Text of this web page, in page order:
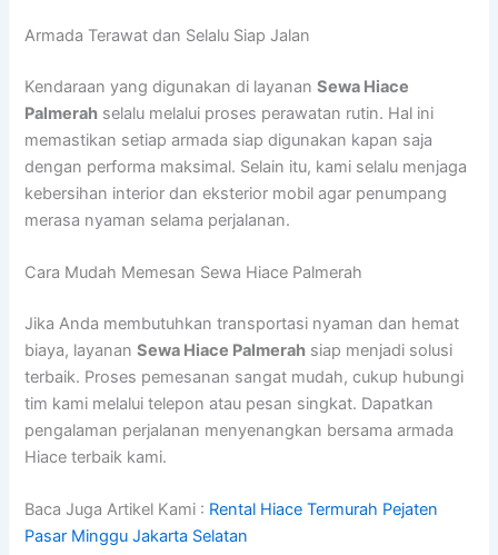
Armada Terawat dan Selalu Siap Jalan
Kendaraan yang digunakan di layananSewa Hiace
Palmerah selalu melalui proses perawatan rutin. Hal ini
memastikan setiap armada siap digunakan kapan saja
dengan performa maksimal. Selain itu, kami selalu menjaga
kebersihan interior dan eksterior mobil agar penumpang
merasa nyaman selama perjalanan.
Cara Mudah Memesan Sewa Hiace Palmerah
Jika Anda membutuhkan transportasi nyaman dan hemat
biaya, layananSewa Hiace Palmerah siap menjadi solusi
terbaik. Proses pemesanan sangat mudah, cukup hubungi
tim kami melalui telepon atau pesan singkat. Dapatkan
pengalaman perjalanan menyenangkan bersama armada
Hiace terbaik kami.
Baca Juga Artikel Kami : Rental Hiace Termurah Pejaten
Pasar Minggu Jakarta Selatan